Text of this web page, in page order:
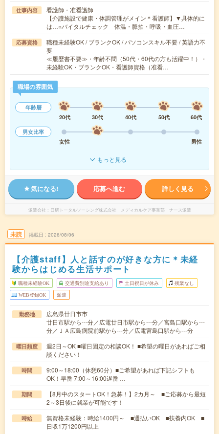
仕事内容
看護師・准看護師
【介護施設で健康・体調管理がメイン＊看護師】▼具体的に
は…○バイタルチェック 体温・脈拍・呼吸・血圧…
応募資格
職種未経験OK / ブランクOK / パソコンスキル不要 / 英語力不
要
≪履歴書不要≫・年齢不問（50代・60代の方も活躍中！）・
未経験OK・ブランクOK・看護師資格（准看…
職場の雰囲気
年齢層
20代
30代 40代 50代
60代
男女比率
女性
男性
もっと見る
気になる! 応募へ進む 詳しく見る
派遣会社 日研トータルソーシング株式会社 メディカルケア事業部 ナース派遣
未読 掲載日 2026/08/06
【介護staff】人と話すのが好きな方に＊未経
験からはじめる生活サポート
職種未経験OK 交通費別途支給あり 土日祝日が休み 残業なし
WEB登録OK 派遣
勤務地
広島県廿日市市
廿日市駅から---分／広電廿日市駅から---分／宮島口駅から---
分／ＪＡ広島病院前駅から---分／広電宮島口駅から---分
曜日頻度
週2日～OK ■曜日固定の相談OK！ ■希望の曜日があればご相
談ください！
時間
9:00～18:00（休憩60分）■ご希望があれば下記シフトも
OK！早番 7:00～16:00遅番 …
期間
【8月中のスタートOK！急募！】2カ月～ ■ご応募から最短
2～3日後に就業が可能です！
時給
無資格未経験：時給1400円～ ■週払いOK ■扶養内OK ■
日収1万1200円以上